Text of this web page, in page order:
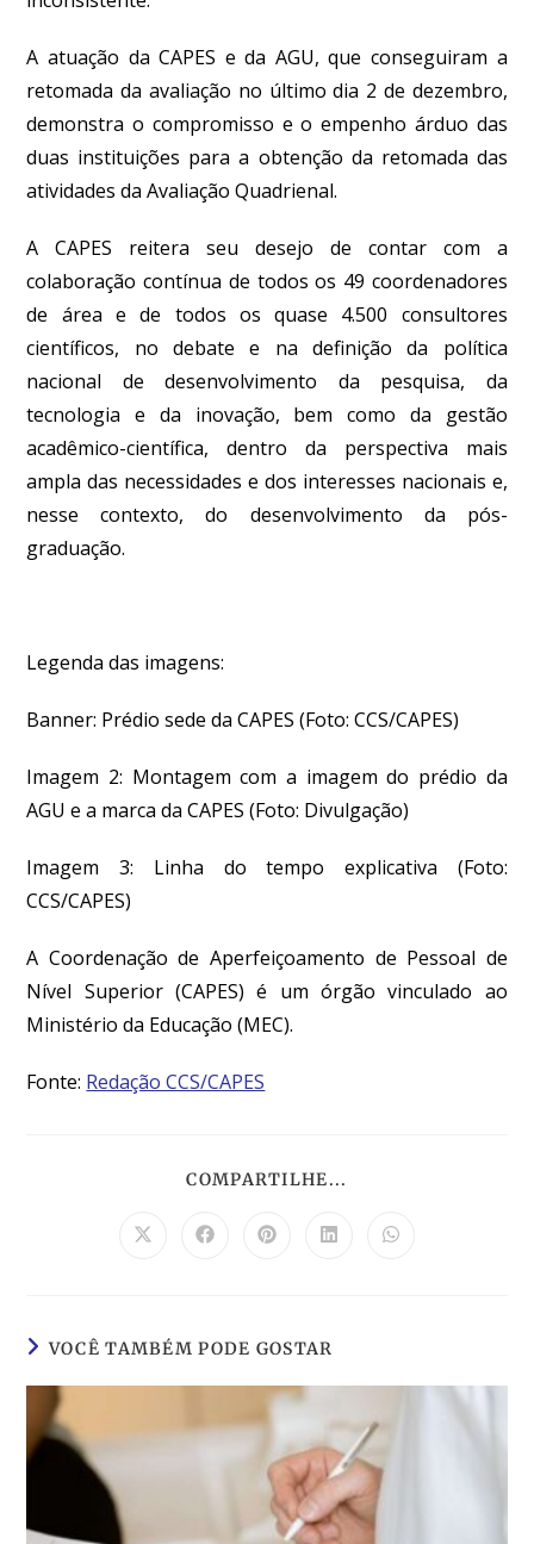
A atuação da CAPES e da AGU, que conseguiram a
retomada da avaliação no último dia 2 de dezembro,
demonstra o compromisso e o empenho árduo das
duas instituições para a obtenção da retomada das
atividades da Avaliação Quadrienal.
A CAPES reitera seu desejo de contar com a
colaboração contínua de todos os 49 coordenadores
de área e de todos os quase 4.500 consultores
científicos, no debate e na definição da política
nacional de desenvolvimento da pesquisa, da
tecnologia e da inovação, bem como da gestão
acadêmico-científica, dentro da perspectiva mais
ampla das necessidades e dos interesses nacionais e,
nesse contexto, do desenvolvimento da pós-
graduação.
Legenda das imagens:
Banner: Prédio sede da CAPES(Foto: CCS/CAPES)
Imagem 2: Montagem com a imagem do prédio da
AGU e a marca da CAPES(Foto: Divulgação)
Imagem 3: Linha do tempo explicativa
(Foto:
CCS/CAPES)
A Coordenação de Aperfeiçoamento de Pessoal de
Nível Superior (CAPES) é um órgão vinculado ao
Ministério da Educação (MEC).
Fonte: Redação CCS/CAPES
COMPARTILHE...
VOCÊ TAMBÉM PODE GOSTAR